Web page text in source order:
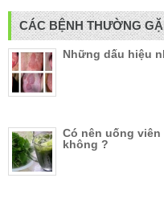
CÁC BỆNH THƯỜNG
Những dấu hiệu
Có nên uống
không ?